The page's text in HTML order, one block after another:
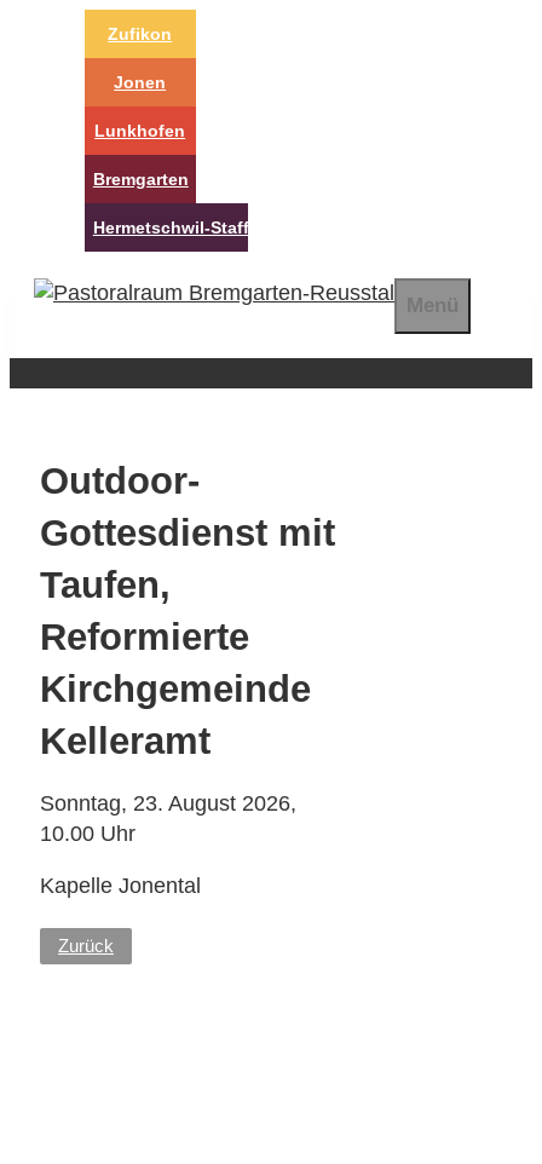
Zufikon
Jonen
Lunkhofen
Bremgarten
Hermetschwil-Staffeln
Menü
Outdoor-
Gottesdienst mit
Taufen,
Reformierte
Kirchgemeinde
Kelleramt
Sonntag, 23. August 2026,
10.00 Uhr
Kapelle Jonental
Zurück